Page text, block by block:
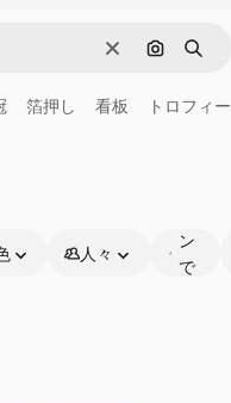
消去 画像で検索
検索
箔押し 看板 トロフィー
人々
ン
で